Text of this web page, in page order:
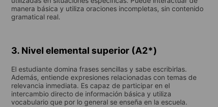
manera básica y utiliza oraciones incompletas, sin contenido
gramatical real.
3. Nivel elemental superior (A2*)
El estudiante domina frases sencillas y sabe escribirlas.
Además, entiende expresiones relacionadas con temas de
relevancia inmediata. Es capaz de participar en el
intercambio directo de información básica y utiliza
vocabulario que por lo general se enseña en la escuela.